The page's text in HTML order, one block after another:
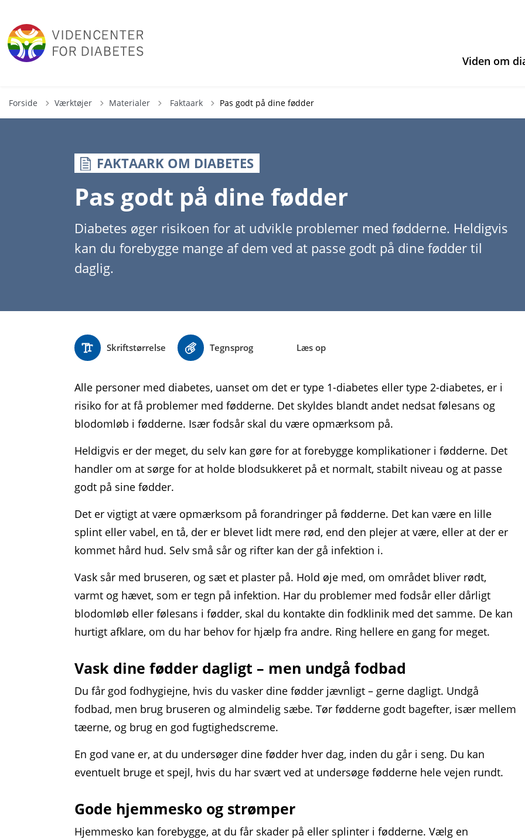
Viden om
Forside Værktøjer Materialer Tilbage til
Faktaark Pas godt på dine fødder
FAKTAARK OM DIABETES
Pas godt på dine fødder
Diabetes øger risikoen for at udvikle problemer med fødderne. Heldigvis
kan du forebygge mange af dem ved at passe godt på dine fødder til
daglig.
Skriftstørrelse Tegnsprog Læs op
Alle personer med diabetes, uanset om det er type 1-diabetes eller type 2-diabetes, er i
risiko for at få problemer med fødderne. Det skyldes blandt andet nedsat følesans og
blodomløb i fødderne. Især fodsår skal du være opmærksom på.
Heldigvis er der meget, du selv kan gøre for at forebygge komplikationer i fødderne. Det
handler om at sørge for at holde blodsukkeret på et normalt, stabilt niveau og at passe
godt på sine fødder.
Det er vigtigt at være opmærksom på forandringer på fødderne. Det kan være en lille
splint eller vabel, en tå, der er blevet lidt mere rød, end den plejer at være, eller at der er
kommet hård hud. Selv små sår og rifter kan der gå infektion i.
Vask sår med bruseren, og sæt et plaster på. Hold øje med, om området bliver rødt,
varmt og hævet, som er tegn på infektion. Har du problemer med fodsår eller dårligt
blodomløb eller følesans i fødder, skal du kontakte din fodklinik med det samme. De kan
hurtigt afklare, om du har behov for hjælp fra andre. Ring hellere en gang for meget.
Vask dine fødder dagligt – men undgå fodbad
Du får god fodhygiejne, hvis du vasker dine fødder jævnligt – gerne dagligt. Undgå
fodbad, men brug bruseren og almindelig sæbe. Tør fødderne godt bagefter, især mellem
tæerne, og brug en god fugtighedscreme.
En god vane er, at du undersøger dine fødder hver dag, inden du går i seng. Du kan
eventuelt bruge et spejl, hvis du har svært ved at undersøge fødderne hele vejen rundt.
Gode hjemmesko og strømper
Hjemmesko kan forebygge, at du får skader på eller splinter i fødderne. Vælg en